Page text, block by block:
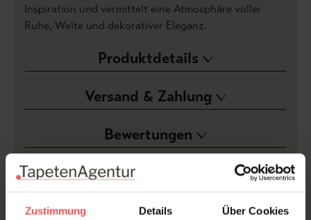
Zustimmung Details Über Cookies
Inspiration und vermittelt eine Atmosphäre voller
Ruhe, Weite und dekorativer Eleganz.
Produktdetails
Versand & Zahlung
Bewertungen
FAQ Teilen!